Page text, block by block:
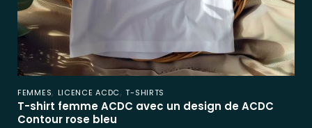
FEMMES, LICENCE ACDC,T-SHIRTS
T-shirt femme ACDC avec un design de ACDC
Contour rose bleu